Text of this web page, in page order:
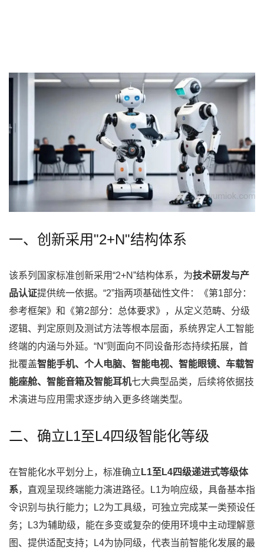
一、创新采用"2+N"结构体系
该系列国家标准创新采用“2+N”结构体系，为技术研发与产
品认证提供统一依据。“2”指两项基础性文件：《第1部分：
参考框架》和《第2部分：总体要求》，从定义范畴、分级
逻辑、判定原则及测试方法等根本层面，系统界定人工智能
终端的内涵与外延。“N”则面向不同设备形态持续拓展，首
批覆盖智能手机、个人电脑、智能电视、智能眼镜、车载智
能座舱、智能音箱及智能耳机七大典型品类，后续将依据技
术演进与应用需求逐步纳入更多终端类型。
二、确立L1至L4四级智能化等级
在智能化水平划分上，标准确立 L1至L4四级递进式等级体
系，直观呈现终端能力演进路径。L1为响应级，具备基本指
令识别与执行能力；L2为工具级，可独立完成某一类预设任
务；L3为辅助级，能在多变或复杂的使用环境中主动理解意
图、提供适配支持；L4为协同级，代表当前智能化发展的最